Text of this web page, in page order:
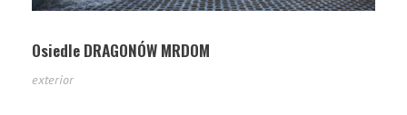
Osiedle DRAGONÓW MRDOM
exterior